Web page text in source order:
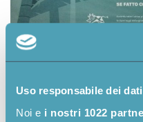
Uso responsabile dei dati
Noi e i nostri 1022